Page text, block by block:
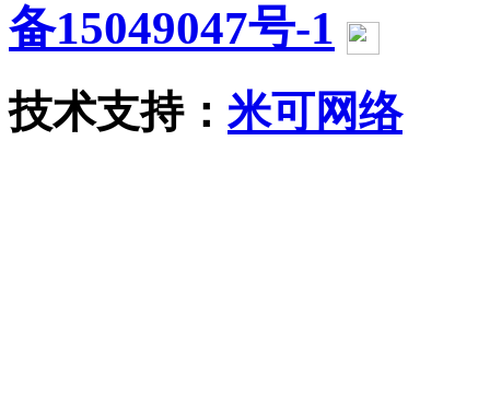
备15049047号-1
技术支持： 米可网络